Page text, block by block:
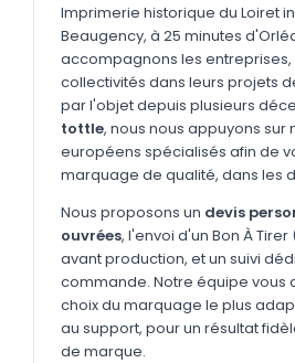
GOODIES
Catalogue complet Nouveau
Bureau & écriture
Sacs & voyages
Verres & déjeuner
Technologie
Vêtements
Outils & porte-clés
Cuisine
Imprimerie historique du Loiret
Beaugency, à 25 minutes
accompagnons les
collectivités dans leurs projets
par l'objet depuis plusieurs
tottle, nous nous appuyons sur
européens spécialisés afin de
marquage de qualité, dans les
Nous proposons un devis
ouvrées, l'envoi d'un Bon À
avant production, et un suivi
commande. Notre équipe vous
choix du marquage le plus
au support, pour un résultat
de marque.